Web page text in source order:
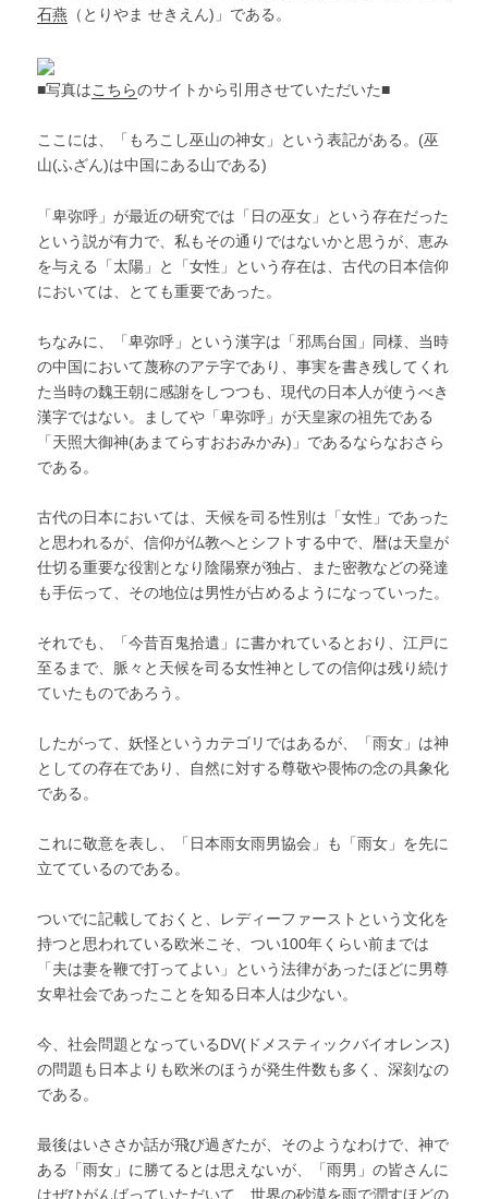
石燕 （とりやま せきえん)」である。
■写真はこちらのサイトから引用させていただいた■
ここには、「もろこし巫山の神女」という表記がある。(巫
山(ふざん)は中国にある山である)
「卑弥呼」が最近の研究では「日の巫女」という存在だった
という説が有力で、私もその通りではないかと思うが、恵み
を与える「太陽」と「女性」という存在は、古代の日本信仰
においては、とても重要であった。
ちなみに、「卑弥呼」という漢字は「邪馬台国」同様、当時
の中国において蔑称のアテ字であり、事実を書き残してくれ
た当時の魏王朝に感謝をしつつも、現代の日本人が使うべき
漢字ではない。ましてや「卑弥呼」が天皇家の祖先である
「天照大御神(あまてらすおおみかみ)」であるならなおさら
である。
古代の日本においては、天候を司る性別は「女性」であった
と思われるが、信仰が仏教へとシフトする中で、暦は天皇が
仕切る重要な役割となり陰陽寮が独占、また密教などの発達
も手伝って、その地位は男性が占めるようになっていった。
それでも、「今昔百鬼拾遺」に書かれているとおり、江戸に
至るまで、脈々と天候を司る女性神としての信仰は残り続け
ていたものであろう。
したがって、妖怪というカテゴリではあるが、「雨女」は神
としての存在であり、自然に対する尊敬や畏怖の念の具象化
である。
これに敬意を表し、「日本雨女雨男協会」も「雨女」を先に
立てているのである。
ついでに記載しておくと、レディーファーストという文化を
持つと思われている欧米こそ、つい100年くらい前までは
「夫は妻を鞭で打ってよい」という法律があったほどに男尊
女卑社会であったことを知る日本人は少ない。
今、社会問題となっているDV(ドメスティックバイオレンス)
の問題も日本よりも欧米のほうが発生件数も多く、深刻なの
である。
最後はいささか話が飛び過ぎたが、そのようなわけで、神で
ある「雨女」に勝てるとは思えないが、「雨男」の皆さんに
はぜひがんばっていただいて、世界の砂漠を雨で潤すほどの